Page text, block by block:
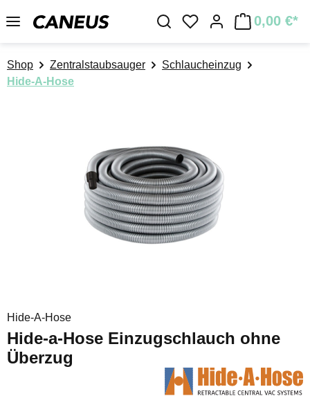
Zum Hauptinhalt springen Du hast 0 Produkte
0,00 €*
Shop Zentralstaubsauger
Schlaucheinzug
Hide-A-Hose
Hide-A-Hose
Hide-a-Hose Einzugschlauch ohne
Überzug